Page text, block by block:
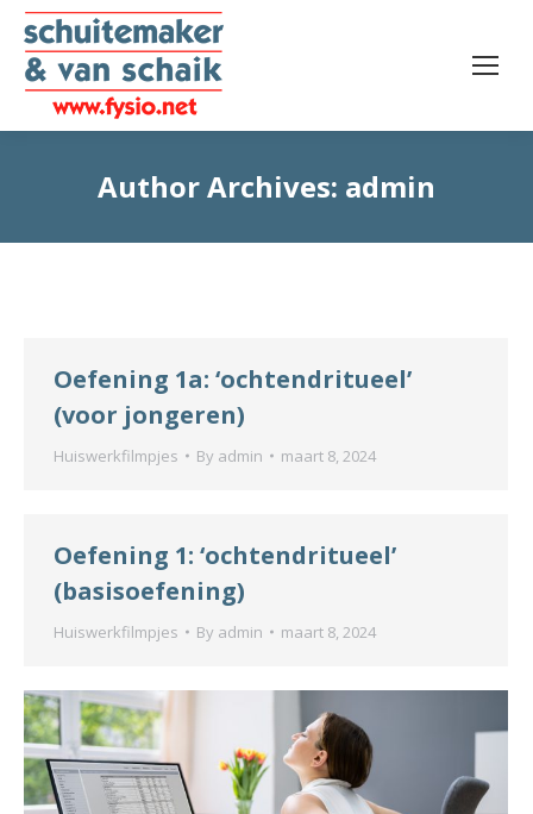
Author Archives: admin
Oefening 1a: ‘ochtendritueel’
(voor jongeren)
Huiswerkfilmpjes By admin maart 8, 2024
Oefening 1: ‘ochtendritueel’
(basisoefening)
Huiswerkfilmpjes By admin maart 8, 2024